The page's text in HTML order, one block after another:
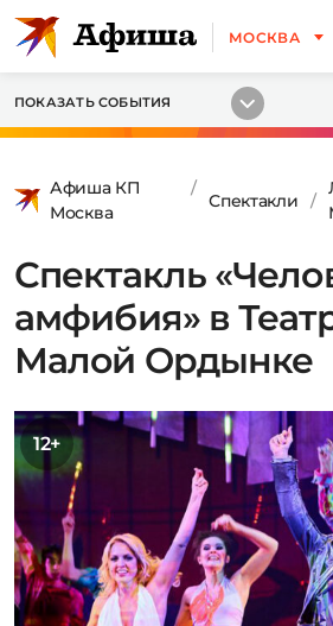
МОСКВА
ПОКАЗАТЬ СОБЫТИЯ
Афиша КП
Москва
Спектакли
Спектакль
амфибия» в
Малой Ордынке
12+